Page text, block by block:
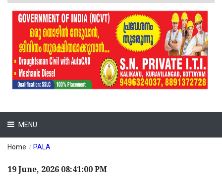
MENU
Home / PALA
19 June, 2026 08:41:00 PM